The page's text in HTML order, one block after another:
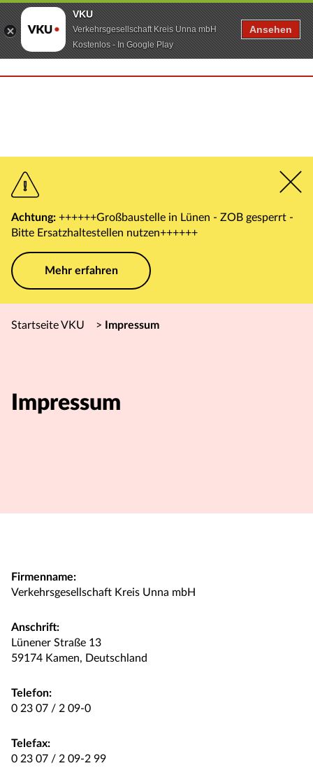
Achtung: ++++++Großbaustelle in Lünen - ZOB gesperrt -
Bitte Ersatzhaltestellen nutzen++++++
Mehr erfahren
Startseite VKU > Impressum
Impressum
Firmenname:
Verkehrsgesellschaft Kreis Unna mbH
Anschrift:
Lünener Straße 13
59174 Kamen, Deutschland
Telefon:
0 23 07 / 2 09-0
Telefax:
0 23 07 / 2 09-2 99
VKU
Verkehrsgesellschaft Kreis Unna mbH
Kostenlos - In Google Play
Ansehen